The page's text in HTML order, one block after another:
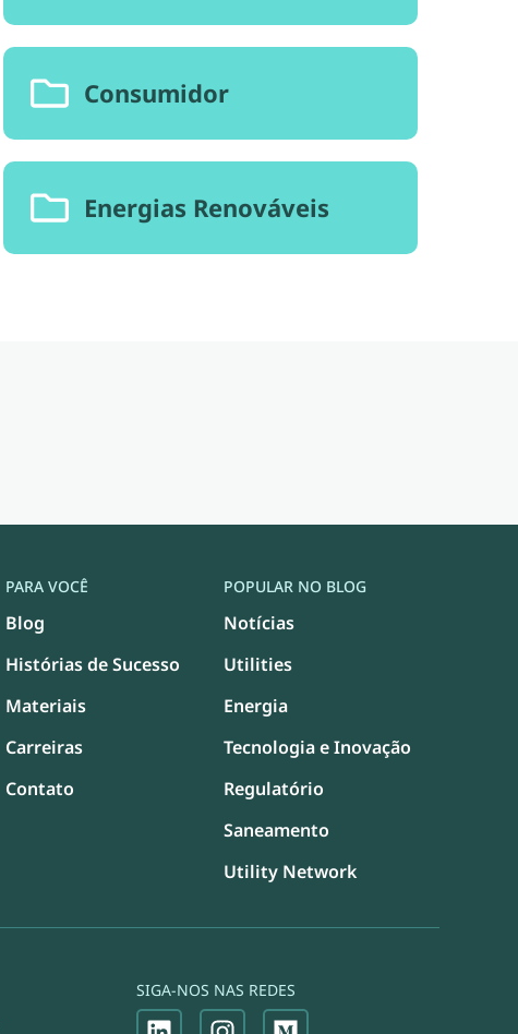
Consumidor
Energias Renováveis
PARA VOCÊ
Blog
Histórias de Sucesso
Materiais
Carreiras
Contato
POPULAR NO BLOG
Notícias
Utilities
Energia
Tecnologia e Inovação
Regulatório
Saneamento
Utility Network​
SIGA-NOS NAS REDES